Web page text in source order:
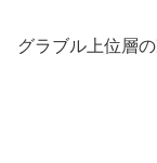
グラブル上位層